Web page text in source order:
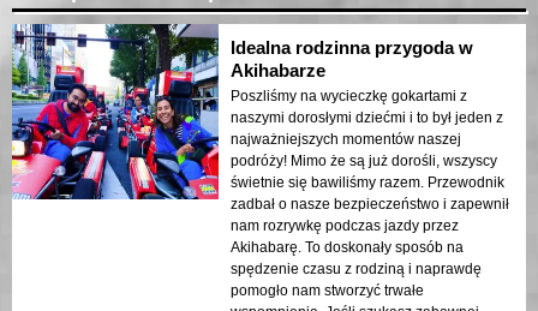
Idealna rodzinna przygoda w
Akihabarze
Poszliśmy na wycieczkę gokartami z
naszymi dorosłymi dziećmi i to był jeden z
najważniejszych momentów naszej
podróży! Mimo że są już dorośli, wszyscy
świetnie się bawiliśmy razem. Przewodnik
zadbał o nasze bezpieczeństwo i zapewnił
nam rozrywkę podczas jazdy przez
Akihabarę. To doskonały sposób na
spędzenie czasu z rodziną i naprawdę
pomogło nam stworzyć trwałe